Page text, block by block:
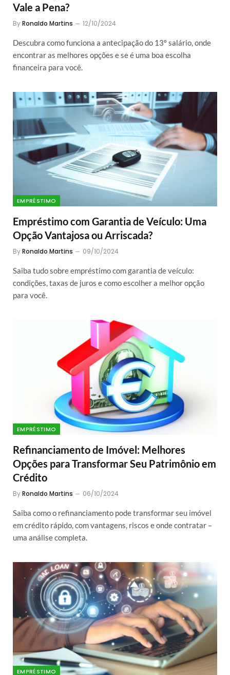
Vale a Pena?
ByRonaldo Martins 12/10/2024
Descubra como funciona a antecipação do 13º salário, onde
encontrar as melhores opções e se é uma boa escolha
financeira para você.
EMPRÉSTIMO
Empréstimo com Garantia de Veículo: Uma
Opção Vantajosa ou Arriscada?
ByRonaldo Martins 09/10/2024
Saiba tudo sobre empréstimo com garantia de veículo:
condições, taxas de juros e como escolher a melhor opção
para você.
EMPRÉSTIMO
Refinanciamento de Imóvel: Melhores
Opções para Transformar Seu Patrimônio em
Crédito
ByRonaldo Martins 06/10/2024
Saiba como o refinanciamento pode transformar seu imóvel
em crédito rápido, com vantagens, riscos e onde contratar –
uma análise completa.
EMPRÉSTIMO